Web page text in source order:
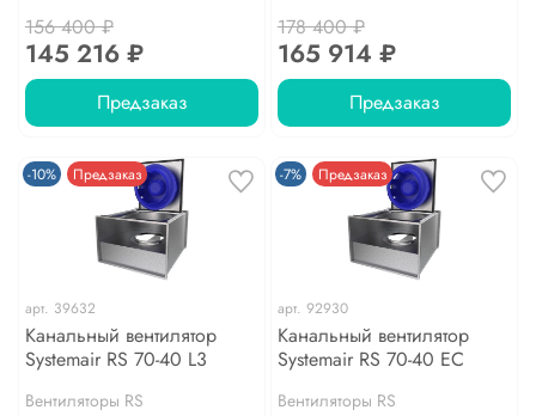
156 400 ₽
145 216 ₽
Предзаказ
178 400 ₽
165 914 ₽
Предзаказ
-10% Предзаказ
арт. 39632
Канальный вентилятор
Systemair RS 70-40 L3
Вентиляторы RS
-7% Предзаказ
арт. 92930
Канальный вентилятор
Systemair RS 70-40 EC
Вентиляторы RS